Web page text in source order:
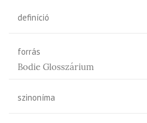
definíció
forrás
Bodie Glosszárium
szinoníma